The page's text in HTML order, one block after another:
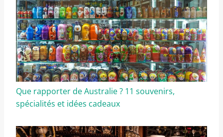
Que rapporter de Australie ? 11 souvenirs,
spécialités et idées cadeaux